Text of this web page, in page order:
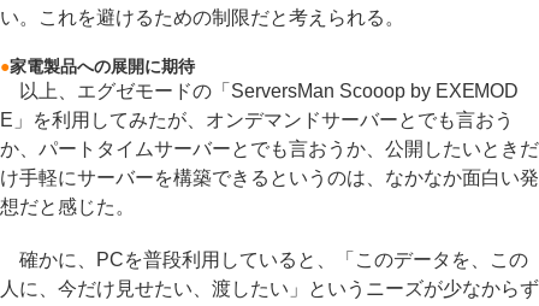
い。これを避けるための制限だと考えられる。
●家電製品への展開に期待
以上、エグゼモードの「ServersMan Scooop by EXEMOD
E」を利用してみたが、オンデマンドサーバーとでも言おう
か、パートタイムサーバーとでも言おうか、公開したいときだ
け手軽にサーバーを構築できるというのは、なかなか面白い発
想だと感じた。
確かに、PCを普段利用していると、「このデータを、この
人に、今だけ見せたい、渡したい」というニーズが少なからず